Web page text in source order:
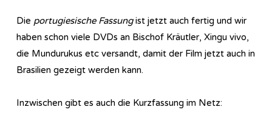
Die portugiesische Fassungist jetzt auch fertig und wir
haben schon viele DVDs an Bischof Kräutler, Xingu vivo,
die Mundurukus etc versandt, damit der Film jetzt auch in
Brasilien gezeigt werden kann.
Inzwischen gibt es auch die Kurzfassung im Netz: